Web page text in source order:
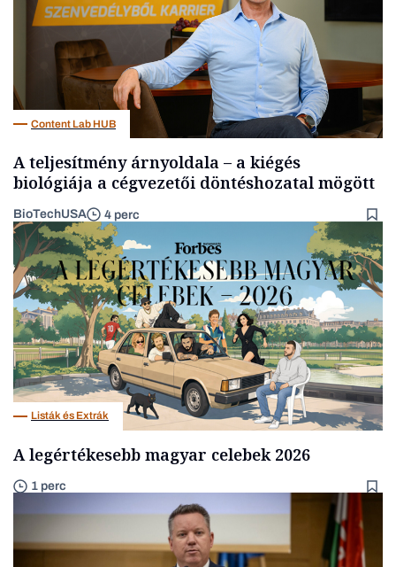
Content Lab HUB
A teljesítmény árnyoldala – a kiégés
biológiája a cégvezetői döntéshozatal mögött
BioTechUSA 4 perc
Listák és Extrák
A legértékesebb magyar celebek 2026
1 perc